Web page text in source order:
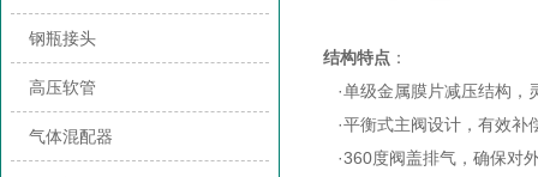
钢瓶接头
高压软管
气体混配器
结构特点 ：
·单级金属膜片减压结构，
·平衡式主阀设计，有效补
·360度阀盖排气，确保对